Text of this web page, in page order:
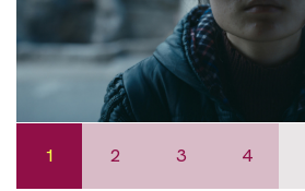
1 2 3 4